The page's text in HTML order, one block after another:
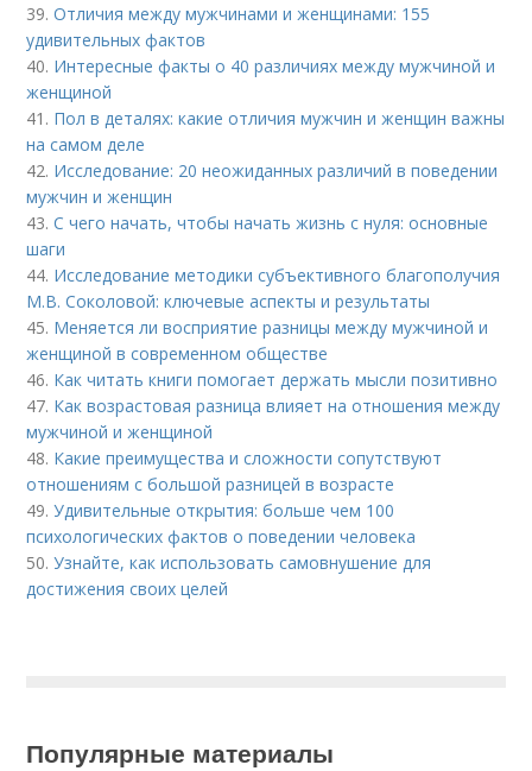
39.Отличия между мужчинами и женщинами: 155
удивительных фактов
40. Интересные факты о 40 различиях между мужчиной и
женщиной
41. Пол в деталях: какие отличия мужчин и женщин важны
на самом деле
42. Исследование: 20 неожиданных различий в поведении
мужчин и женщин
43.С чего начать, чтобы начать жизнь с нуля: основные
шаги
44. Исследование методики субъективного благополучия
М.В. Соколовой: ключевые аспекты и результаты
45. Меняется ли восприятие разницы между мужчиной и
женщиной в современном обществе
46. Как читать книги помогает держать мысли позитивно
47. Как возрастовая разница влияет на отношения между
мужчиной и женщиной
48. Какие преимущества и сложности сопутствуют
отношениям с большой разницей в возрасте
49.Удивительные открытия: больше чем 100
психологических фактов о поведении человека
50.Узнайте, как использовать самовнушение для
достижения своих целей
Популярные материалы